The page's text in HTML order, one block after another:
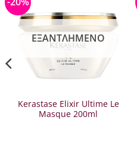
ΕΞΑΝΤΛΗΜΈΝΟ
Kerastase Elixir Ultime Le
Masque 200ml